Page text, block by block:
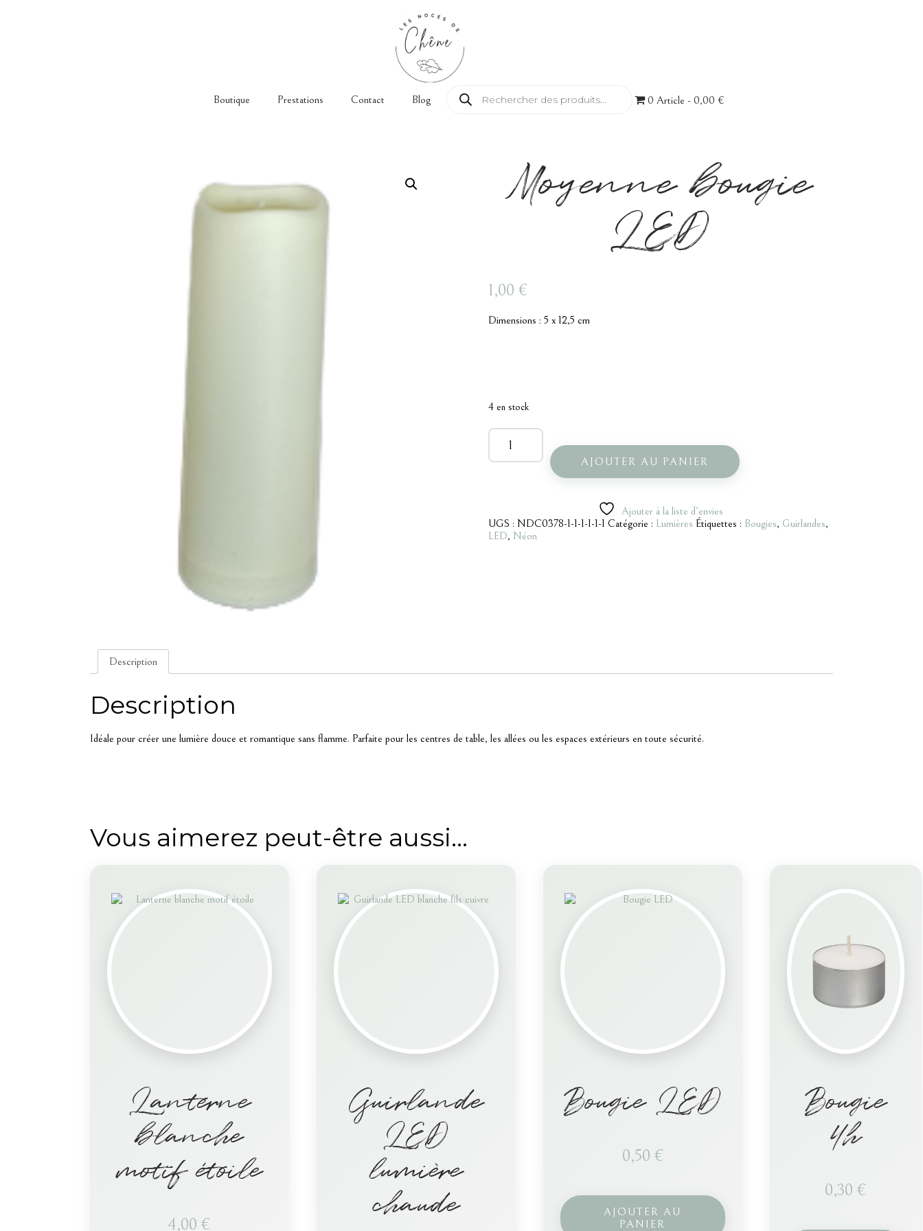
Boutique Prestations Contact Blog
Recherche de produits
0 Article 0,00 €
Moyenne bougie
LED
1,00 €
Dimensions : 5 x 12,5 cm
4 en stock
quantité
Moyenne
AJOUTER AU PANIER
Ajouter à la liste d’envies
UGS : NDC0378-1-1-1-1-1-1 Catégorie : Lumières Étiquettes : Bougies, Guirlandes,
LED, Néon
Description
Description
Idéale pour créer une lumière douce et romantique sans flamme. Parfaite pour les centres de table, les allées ou les espaces extérieurs en toute sécurité.
Vous aimerez peut-être aussi…
Lanterne
blanche
motif étoile
4,00€
Guirlande
LED
lumière
chaude
Bougie LED
0,50 €
AJOUTER AU
PANIER
Bougie
4h
0,30€